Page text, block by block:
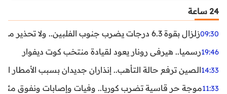
24 ساعة
09:30زلزال بقوة 6.3 درجات يضرب جنوب الفلبين.. ولا تحذير من تسونامي حتى الآن
19:46رسميا.. هيرفي رونار يعود لقيادة منتخب كوت ديفوار
14:33الصين ترفع حالة التأهب.. إنذاران جديدان بسبب الأمطار
11:33موجة حر قاسية تضرب كوريا.. وفيات وإصابات ونفوق مئات